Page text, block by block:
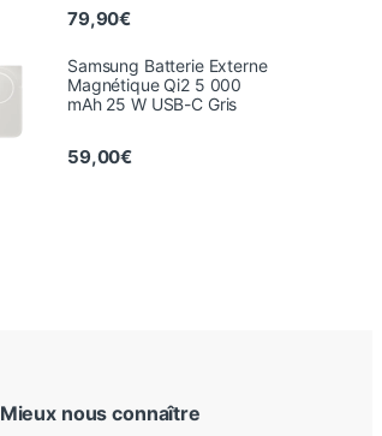
79,90€
Samsung Batterie Externe
Magnétique Qi2 5 000
mAh 25 W USB-C Gris
59,00€
Mieux nous connaître